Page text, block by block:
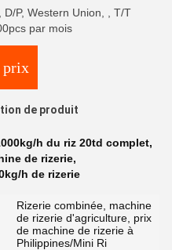
P, Western Union, , T/T
par mois
prix
de produit
h du riz 20td complet,
de rizerie,
h de rizerie
Rizerie combinée, machine
de rizerie d'agriculture, prix
de machine de rizerie à
Philippines/Mini Ri